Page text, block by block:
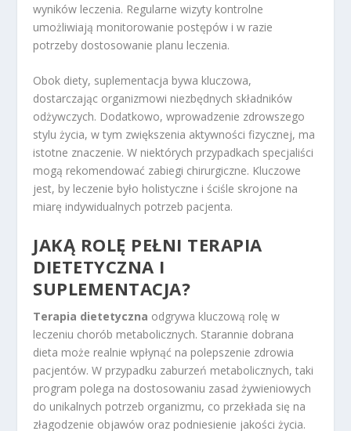
wyników leczenia. Regularne wizyty kontrolne
umożliwiają monitorowanie postępów i w razie
potrzeby dostosowanie planu leczenia.
Obok diety, suplementacja bywa kluczowa,
dostarczając organizmowi niezbędnych składników
odżywczych. Dodatkowo, wprowadzenie zdrowszego
stylu życia, w tym zwiększenia aktywności fizycznej, ma
istotne znaczenie. W niektórych przypadkach specjaliści
mogą rekomendować zabiegi chirurgiczne. Kluczowe
jest, by leczenie było holistyczne i ściśle skrojone na
miarę indywidualnych potrzeb pacjenta.
JAKĄ ROLĘ PEŁNI TERAPIA
DIETETYCZNA I
SUPLEMENTACJA?
Terapia dietetyczna odgrywa kluczową rolę w
leczeniu chorób metabolicznych. Starannie dobrana
dieta może realnie wpłynąć na polepszenie zdrowia
pacjentów. W przypadku zaburzeń metabolicznych, taki
program polega na dostosowaniu zasad żywieniowych
do unikalnych potrzeb organizmu, co przekłada się na
złagodzenie objawów oraz podniesienie jakości życia.